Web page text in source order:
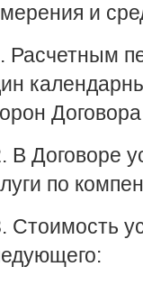
и
Расчетным
Договора
В Договоре
по
Стоимость